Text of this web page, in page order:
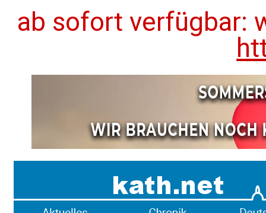
ab sofort verfügbar: